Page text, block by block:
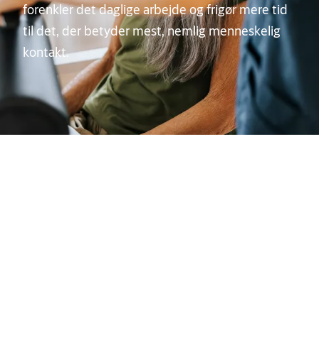
forenkler det daglige arbejde og frigør mere tid
til det, der betyder mest, nemlig menneskelig
kontakt.